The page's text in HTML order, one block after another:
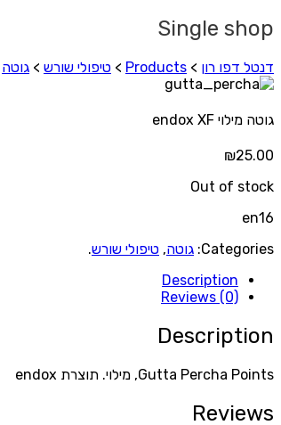
Single shop
דנטל דפו רון >
Products
> טיפולי שורש > גוטה
גוטה מילוי endox XF
₪25.00
Out of stock
en16
Categories: גוטה, טיפולי שורש.
Description
Reviews (0)
Description
Gutta Percha Points, מילוי. תוצרת endox
Reviews